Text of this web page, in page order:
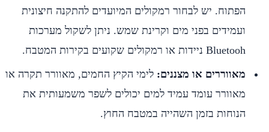
הפתוח. יש לבחור רמקולים המיועדים להתקנה חיצונית
ועמידים בפני מים וקרינת שמש. ניתן לשקול מערכות
Bluetooh ניידות או רמקולים שקועים בקירות המטבח.
מאווררים או מצננים: לימי הקיץ החמים, מאוורר תקרה או
מאוורר עומד עמיד למים יכולים לשפר משמעותית את
הנוחות בזמן השהייה במטבח החוץ.